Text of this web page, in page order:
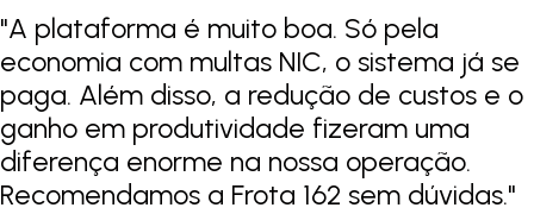
"A plataforma é muito boa. Só pela
economia com multas NIC, o sistema já se
paga. Além disso, a redução de custos e o
ganho em produtividade fizeram uma
diferença enorme na nossa operação.
Recomendamos a Frota 162 sem dúvidas."